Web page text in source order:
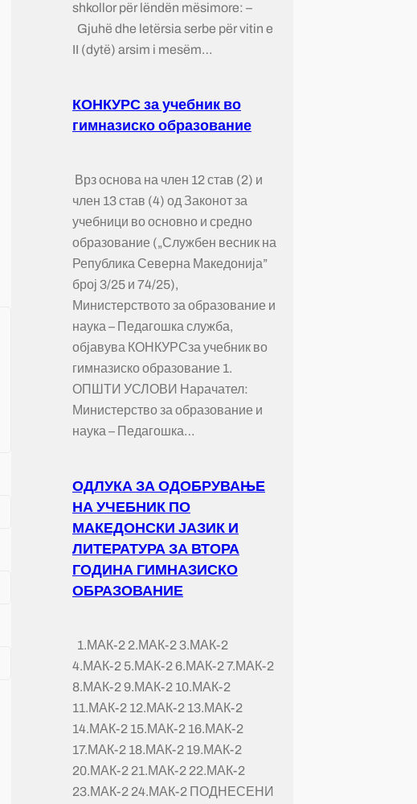
shkollor për lëndën mësimore: –
Gjuhë dhe letërsia serbe për vitin e
II (dytë) arsim i mesëm…
КОНКУРС за учебник во
гимназиско образование
Врз основа на член 12 став (2) и
член 13 став (4) од Законот за
учебници во основно и средно
образование („Службен весник на
Република Северна Македонија”
број 3/25 и 74/25),
Министерството за образование и
наука – Педагошка служба,
објавува КОНКУРСза учебник во
гимназиско образование 1.
ОПШТИ УСЛОВИ Нарачател:
Министерство за образование и
наука – Педагошка…
ОДЛУКА ЗА ОДОБРУВАЊЕ
НА УЧЕБНИК ПО
МАКЕДОНСКИ ЈАЗИК И
ЛИТЕРАТУРА ЗА ВТОРА
ГОДИНА ГИМНАЗИСКО
ОБРАЗОВАНИЕ
1.МАК-2 2.МАК-2 3.МАК-2
4.МАК-2 5.МАК-2 6.МАК-2 7.МАК-2
8.МАК-2 9.МАК-2 10.МАК-2
11.МАК-2 12.МАК-2 13.МАК-2
14.МАК-2 15.МАК-2 16.МАК-2
17.МАК-2 18.МАК-2 19.МАК-2
20.МАК-2 21.МАК-2 22.МАК-2
23.МАК-2 24.МАК-2 ПОДНЕСЕНИ